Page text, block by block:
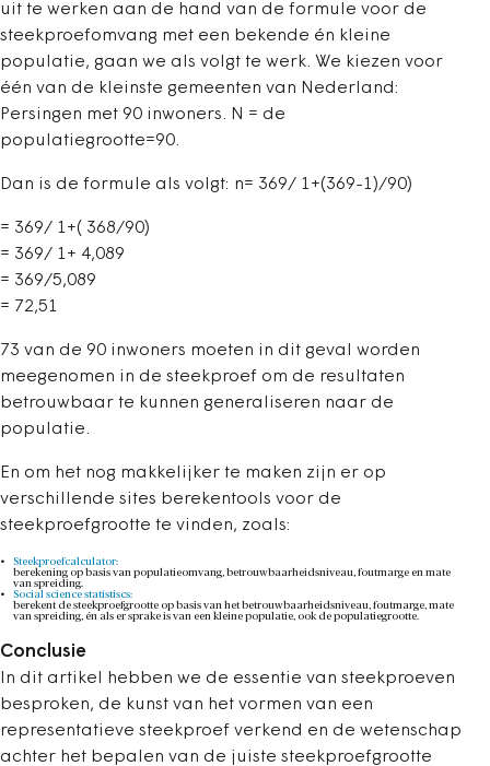
uit te werken aan de hand van de formule voor de
steekproefomvang met een bekende én kleine
populatie, gaan we als volgt te werk. We kiezen voor
één van de kleinste gemeenten van Nederland:
Persingen met 90 inwoners. N = de
populatiegrootte=90.
Dan is de formule als volgt: n= 369/ 1+(369-1)/90)
= 369/ 1+( 368/90)
= 369/ 1+ 4,089
= 369/5,089
= 72,51
73 van de 90 inwoners moeten in dit geval worden
meegenomen in de steekproef om de resultaten
betrouwbaar te kunnen generaliseren naar de
populatie.
En om het nog makkelijker te maken zijn er op
verschillende sites berekentools voor de
steekproefgrootte te vinden, zoals:
Steekproefcalculator:
berekening op basis van populatieomvang, betrouwbaarheidsniveau, foutmarge en mate
van spreiding.
Social science statistiscs:
berekent de steekproefgrootte op basis van het betrouwbaarheidsniveau, foutmarge, mate
van spreiding, én als er sprake is van een kleine populatie, ook de populatiegrootte.
Conclusie
In dit artikel hebben we de essentie van steekproeven
besproken, de kunst van het vormen van een
representatieve steekproef verkend en de wetenschap
achter het bepalen van de juiste steekproefgrootte